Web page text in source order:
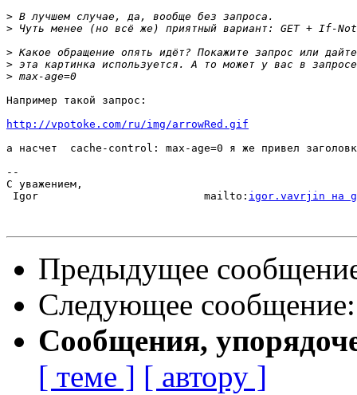
>
>
>
>
>
Например такой запрос:
http://vpotoke.com/ru/img/arrowRed.gif
а насчет  cache-control: max-age=0 я же привел
--
С уважением,
Igor                          mailto: igor.vavrjin на
Предыдущее
Следующее
Сообщения,
[ теме ] [ автору ]